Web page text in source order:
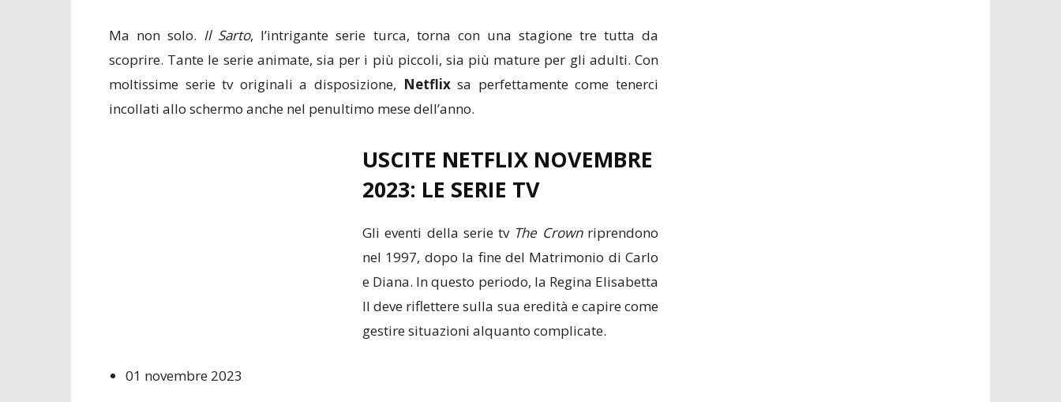
Ma non solo. Il Sarto, l’intrigante serie turca, torna con una stagione tre tutta da
scoprire. Tante le serie animate, sia per i più piccoli, sia più mature per gli adulti. Con
moltissime serie tv originali a disposizione, Netflixsa perfettamente come tenerci
incollati allo schermo anche nel penultimo mese dell’anno.
USCITE NETFLIX NOVEMBRE
2023: LE SERIE TV
Gli eventi della serie tv The Crownriprendono
nel 1997, dopo la fine del Matrimonio di Carlo
e Diana. In questo periodo, la Regina Elisabetta
II deve riflettere sulla sua eredità e capire come
gestire situazioni alquanto complicate.
01 novembre 2023